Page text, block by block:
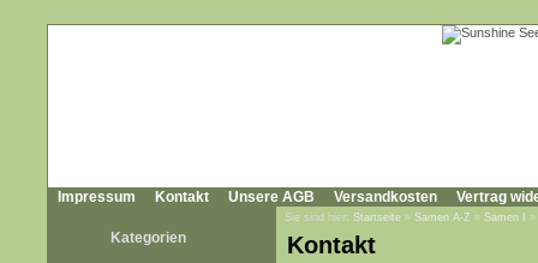
Impressum Kontakt Unsere AGB Versandkosten Vertrag
Kategorien
Sie sind hier: Startseite » Samen A-Z » Samen I »
Kontakt